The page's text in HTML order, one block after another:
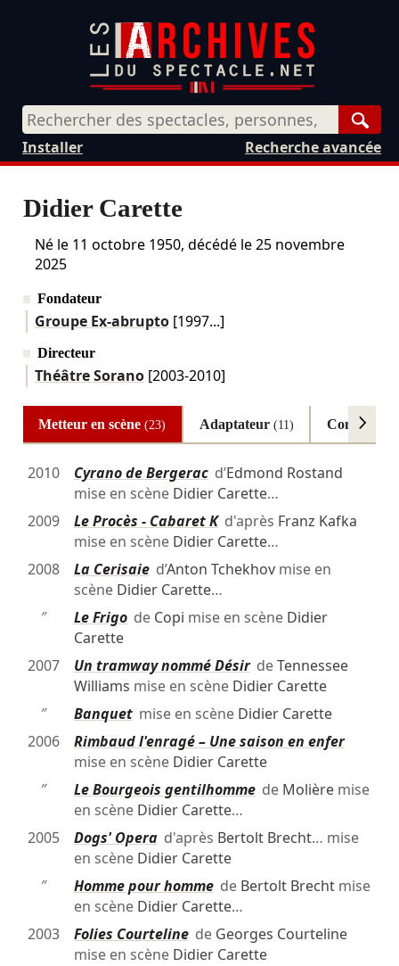
Recherche avancée
Installer
Didier Carette
Né le 11 octobre 1950, décédé le25 novembre
2025
Fondateur
Groupe Ex-abrupto[1997...]
Directeur
Théâtre Sorano[2003-2010]
Metteur en scène(23) Adaptateur (11) Comédien
2010 Cyrano de Bergeracd’Edmond Rostand
mise en scène Didier Carette…
2009
Le Procès - Cabaret Kd'après Franz Kafka
mise en scène Didier Carette…
2008
La Cerisaied’Anton Tchekhovmise en
scène Didier Carette…
″
Le Frigode Copi mise en scène Didier
Carette
2007
Un tramway nommé DésirdeTennessee
Williams mise en scène Didier Carette
″
Banquetmise en scène Didier Carette
2006
Rimbaud l'enragé – Une saison en enfer
mise en scène Didier Carette
″
Le Bourgeois gentilhommede Molièremise
en scène Didier Carette…
2005
Dogs' Operad'après Bertolt Brecht… mise
en scène Didier Carette
″
Homme pour hommede Bertolt Brechtmise
en scène Didier Carette…
2003
Folies Courtelinede Georges Courteline
mise en scène Didier Carette